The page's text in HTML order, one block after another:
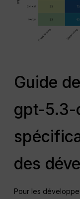
Guide
gpt-5.3-
des
Pour les